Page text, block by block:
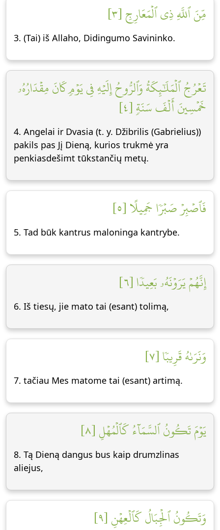
مِّنَ ٱللَّهِ ذِي ٱلۡمَعَارِجِ [٣]
3. (Tai) iš Allaho, Didingumo Savininko.
تَعۡرُجُ ٱلۡمَلَٰٓئِكَةُ وَٱلرُّوحُ إِلَيۡهِ فِي يَوۡمٖ كَانَ مِقۡدَارُهُۥ
خَمۡسِينَ أَلۡفَ سَنَةٖ [٤]
4. Angelai ir Dvasia (t. y. Džibrilis (Gabrielius))
pakils pas Jį Dieną, kurios trukmė yra
penkiasdešimt tūkstančių metų.
فَٱصۡبِرۡ صَبۡرٗا جَمِيلًا [٥]
5. Tad būk kantrus maloninga kantrybe.
إِنَّهُمۡ يَرَوۡنَهُۥ بَعِيدٗا [٦]
6. Iš tiesų, jie mato tai (esant) tolimą,
وَنَرَىٰهُ قَرِيبٗا [٧]
7. tačiau Mes matome tai (esant) artimą.
يَوۡمَ تَكُونُ ٱلسَّمَآءُ كَٱلۡمُهۡلِ [٨]
8. Tą Dieną dangus bus kaip drumzlinas
aliejus,
وَتَكُونُ ٱلۡجِبَالُ كَٱلۡعِهۡنِ [٩]